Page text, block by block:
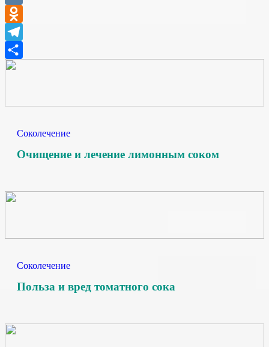
VK
Odnoklassniki
Telegram
Отправить
Соколечение
Очищение и лечение лимонным соком
Соколечение
Польза и вред томатного сока